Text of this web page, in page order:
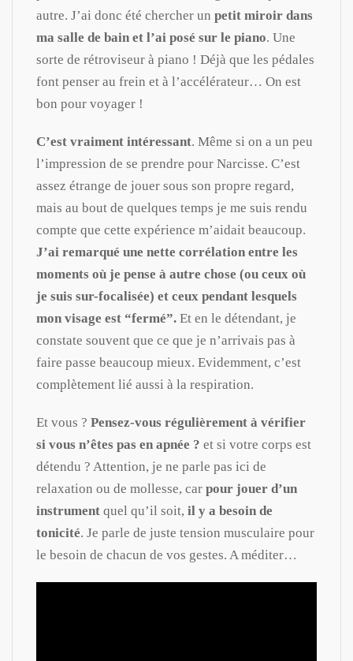
autre. J’ai donc été chercher un petit miroir dans
ma salle de bain et l’ai posé sur le piano. Une
sorte de rétroviseur à piano ! Déjà que les pédales
font penser au frein et à l’accélérateur… On est
bon pour voyager !
C’est vraiment intéressant. Même si on a un peu
l’impression de se prendre pour Narcisse. C’est
assez étrange de jouer sous son propre regard,
mais au bout de quelques temps je me suis rendu
compte que cette expérience m’aidait beaucoup.
J’ai remarqué une nette corrélation entre les
moments où je pense à autre chose (ou ceux où
je suis sur-focalisée) et ceux pendant lesquels
mon visage est “fermé”. Et en le détendant, je
constate souvent que ce que je n’arrivais pas à
faire passe beaucoup mieux. Evidemment, c’est
complètement lié aussi à la respiration.
Et vous ? Pensez-vous régulièrement à vérifier
si vous n’êtes pas en apnée ? et si votre corps est
détendu ? Attention, je ne parle pas ici de
relaxation ou de mollesse, car pour jouer d’un
instrument quel qu’il soit, il y a besoin de
tonicité. Je parle de juste tension musculaire pour
le besoin de chacun de vos gestes. A méditer…